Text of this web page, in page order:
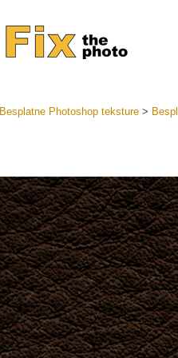
Uređivanje
ponude
Mobilne
Besplatne Photoshop teksture>